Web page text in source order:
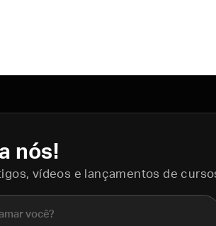
nós!
vídeos e lançamentos de